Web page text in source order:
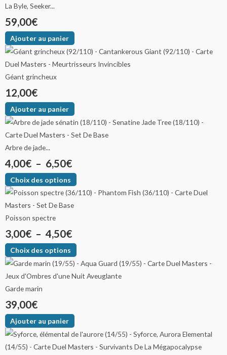
La Byle, Seeker...
59,00€
Ajouter au panier
Géant grincheux
12,00€
Ajouter au panier
Arbre de jade...
4,00€ – 6,50€
Choix des options
Poisson spectre
3,00€ – 4,50€
Choix des options
Garde marin
39,00€
Ajouter au panier